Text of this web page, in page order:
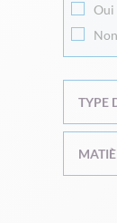
Oui
Non
TYPE